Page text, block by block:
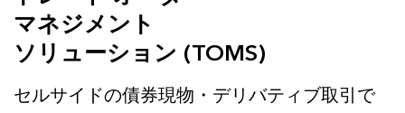
マネジメント
ソリューション (TOMS)
セルサイドの債券現物・デリバティブ取引で